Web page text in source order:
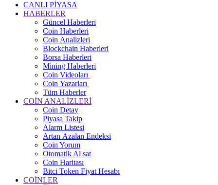
CANLI PİYASA
HABERLER
Güncel Haberleri
Coin Haberleri
Coin Analizleri
Blockchain Haberleri
Borsa Haberleri
Mining Haberleri
Coin Videoları
Coin Yazarları
Tüm Haberler
COİN ANALİZLERİ
Coin Detay
Piyasa Takip
Alarm Listesi
Artan Azalan Endeksi
Coin Yorum
Otomatik Al sat
Coin Haritası
Bitci Token Fiyat Hesabı
COİNLER